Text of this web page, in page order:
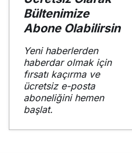
Bültenimize
Abone Olabilirsin
Yeni haberlerden
haberdar olmak için
fırsatı kaçırma ve
ücretsiz e-posta
aboneliğini hemen
başlat.